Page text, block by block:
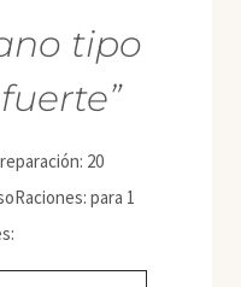
tipo
20
para 1